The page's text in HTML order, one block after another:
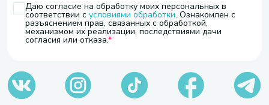
Даю согласие на обработку моих персональных в
соответствии с условиями обработки. Ознакомлен с
разъяснением прав, связанных с обработкой,
механизмом их реализации, последствиями дачи
согласия или отказа.